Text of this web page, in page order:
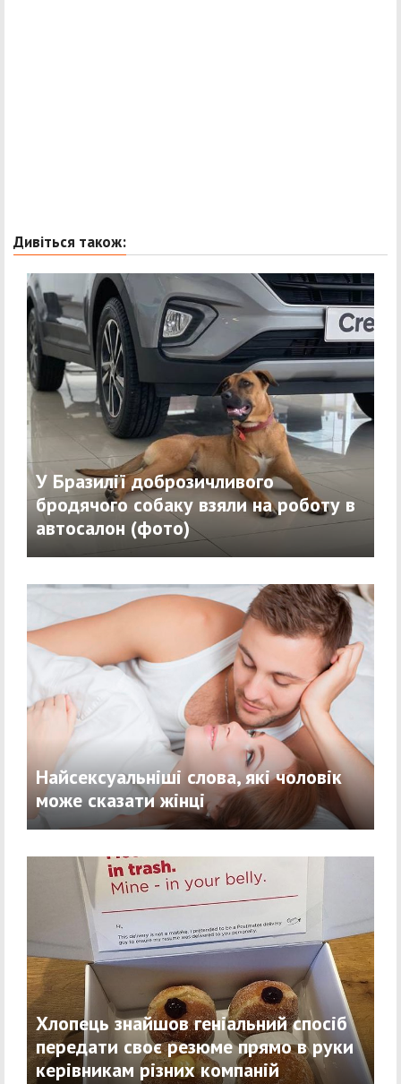
Дивіться також:
У Бразилії доброзичливого
бродячого собаку взяли на роботу в
автосалон (фото)
Найсексуальніші слова, які чоловік
може сказати жінці
Хлопець знайшов геніальний спосіб
передати своє резюме прямо в руки
керівникам різних компаній